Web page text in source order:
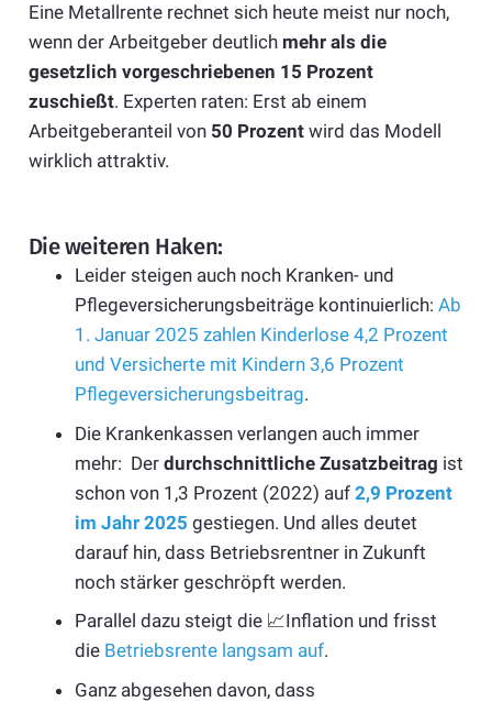
Eine Metallrente rechnet sich heute meist nur noch,
wenn der Arbeitgeber deutlich mehr als die
gesetzlich vorgeschriebenen 15 Prozent
zuschießt. Experten raten: Erst ab einem
Arbeitgeberanteil von 50 Prozentwird das Modell
wirklich attraktiv.
Die weiteren Haken:
Leider steigen auch noch Kranken- und
Pflegeversicherungsbeiträge kontinuierlich: Ab
1. Januar 2025 zahlen Kinderlose 4,2 Prozent
und Versicherte mit Kindern 3,6 Prozent
Pflegeversicherungsbeitrag.
Die Krankenkassen verlangen auch immer
mehr: Der durchschnittliche Zusatzbeitrag ist
schon von 1,3 Prozent (2022) auf 2,9 Prozent
im Jahr 2025 gestiegen. Und alles deutet
darauf hin, dass Betriebsrentner in Zukunft
noch stärker geschröpft werden.
Parallel dazu steigt die 📈Inflation und frisst
die Betriebsrente langsam auf.
Ganz abgesehen davon, dass